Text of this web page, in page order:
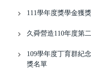
111學年度獎學金獲
久舜營造110年度第
109學年度丁育群紀
獎名單